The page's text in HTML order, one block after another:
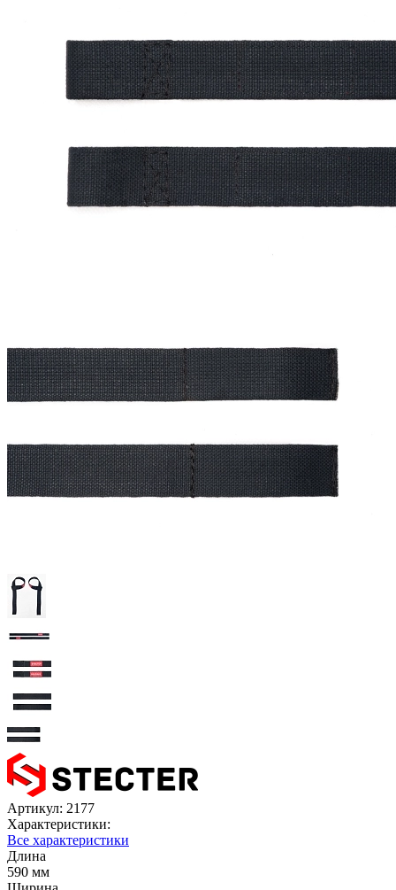
Артикул: 2177
Характеристики:
Все характеристики
Длина
590 мм